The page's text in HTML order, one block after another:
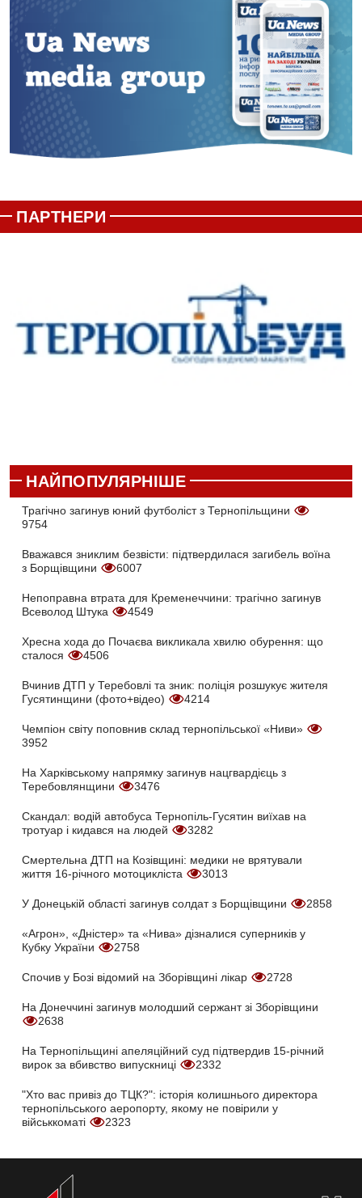
ПАРТНЕРИ
НАЙПОПУЛЯРНІШЕ
Трагічно загинув юний футболіст з Тернопільщини
9754
Вважався зниклим безвісти: підтвердилася загибель воїна
з Борщівщини
6007
Непоправна втрата для Кременеччини: трагічно загинув
Всеволод Штука
4549
Хресна хода до Почаєва викликала хвилю обурення: що
сталося
4506
Вчинив ДТП у Теребовлі та зник: поліція розшукує жителя
Гусятинщини (фото+відео)
4214
Чемпіон світу поповнив склад тернопільської «Ниви»
3952
На Харківському напрямку загинув нацгвардієць з
Теребовлянщини
3476
Скандал: водій автобуса Тернопіль-Гусятин виїхав на
тротуар і кидався на людей
3282
Смертельна ДТП на Козівщині: медики не врятували
життя 16-річного мотоцикліста
3013
У Донецькій області загинув солдат з Борщівщини 2858
«Агрон», «Дністер» та «Нива» дізналися суперників у
Кубку України
2758
Спочив у Бозі відомий на Зборівщині лікар 2728
На Донеччині загинув молодший сержант зі Зборівщини
2638
На Тернопільщині апеляційний суд підтвердив 15-річний
вирок за вбивство випускниці
2332
"Хто вас привіз до ТЦК?": історія колишнього директора
тернопільського аеропорту, якому не повірили у
військкоматі
2323